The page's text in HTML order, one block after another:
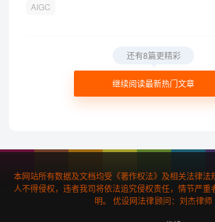
AIGC
继续阅读最新热门文章
还有8篇更精彩
本网站所有数据及文档均受《著作权法》及相关法律法
人不得侵权，违者我司将依法追究侵权责任，情节严重
明。 优设网法律顾问：刘杰律师